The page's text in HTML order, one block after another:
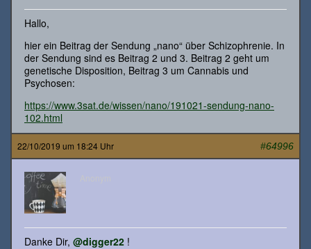
Hallo,
hier ein Beitrag der Sendung „nano“ über Schizophrenie. In
der Sendung sind es Beitrag 2 und 3. Beitrag 2 geht um
genetische Disposition, Beitrag 3 um Cannabis und
Psychosen:
https://www.3sat.de/wissen/nano/191021-sendung-nano-
102.html
22/10/2019 um 18:24 Uhr #64996
Danke Dir, @digger22 !